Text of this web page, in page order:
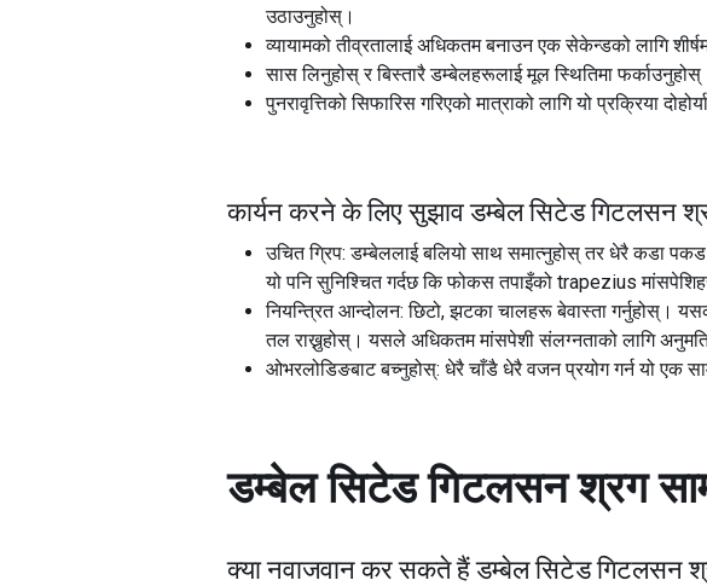
उठाउनुहोस्।
व्यायामको तीव्रतालाई अधिकतम बनाउन एक सेकेन्डको लागि
सास लिनुहोस् र बिस्तारै डम्बेलहरूलाई मूल स्थितिमा
पुनरावृत्तिको सिफारिस गरिएको मात्राको लागि यो प्रक्रिया
कार्यन करने के लिए सुझाव डम्बेल सिटेड गिटलसन
उचित ग्रिप: डम्बेललाई बलियो साथ समात्नुहोस् तर धेरै कडा पकड
यो पनि सुनिश्चित गर्दछ कि फोकस तपाइँको trapezius
नियन्त्रित आन्दोलन: छिटो, झटका चालहरू बेवास्ता गर्नुहोस्।
तल राख्नुहोस्। यसले अधिकतम मांसपेशी संलग्नताको लागि
ओभरलोडिङबाट बच्नुहोस्: धेरै चाँडै धेरै वजन प्रयोग गर्न यो एक
डम्बेल सिटेड गिटलसन श्रग
क्या नवाजवान कर सकते हैं डम्बेल सिटेड गिटलसन